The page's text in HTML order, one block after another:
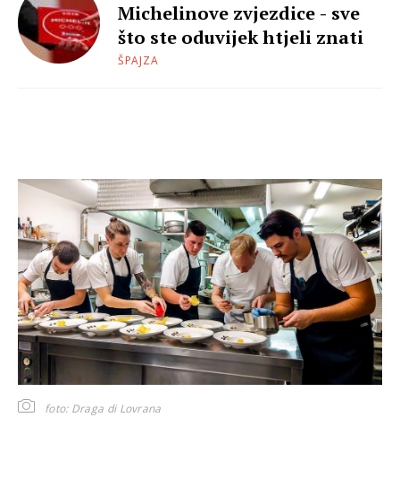
Michelinove zvjezdice - sve
što ste oduvijek htjeli znati
ŠPAJZA
foto: Draga di Lovrana